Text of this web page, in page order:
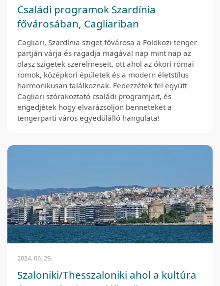
Családi programok Szardínia
fővárosában, Cagliariban
Cagliari, Szardínia sziget fővárosa a Földközi-tenger
partján várja és ragadja magával nap mint nap az
olasz szigetek szerelmeseit, ott ahol az ókori római
romok, középkori épületek és a modern életstílus
harmonikusan találkoznak. Fedezzétek fel együtt
Cagliari szórakoztató családi programjait, és
engedjétek hogy elvarázsoljon benneteket a
tengerparti város egyedülálló hangulata!
2024. 06. 29.
Szaloniki/Thesszaloniki ahol a kultúra